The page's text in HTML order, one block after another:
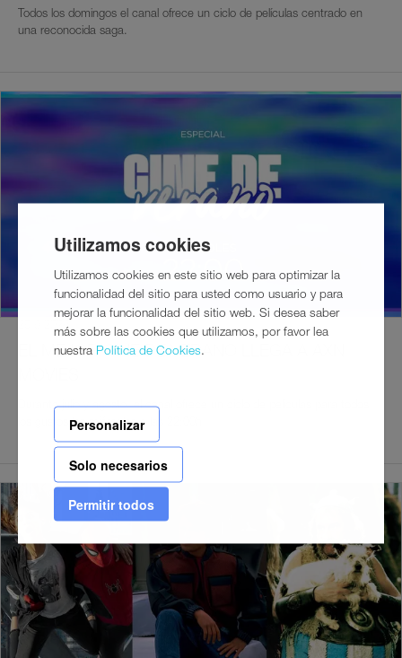
Utilizamos cookies
Utilizamos cookies en este sitio web para optimizar la
funcionalidad del sitio para usted como usuario y para
mejorar la funcionalidad del sitio web. Si desea saber
más sobre las cookies que utilizamos, por favor lea
nuestra Política de Cookies.
Personalizar
Solo necesarios
Permitir todos
Todos los domingos el canal ofrece un ciclo de películas centrado en
una reconocida saga.
29/6/2026
EL MEJOR CINE DE VERANO LLEGA A AXN
Durante julio y agosto, el canal ofrece un ciclo de películas para todos
los gustos los miércoles a las 22:00h